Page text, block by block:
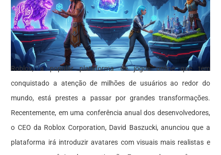
Roblox, a popular plataforma de jogos online que tem
conquistado a atenção de milhões de usuários ao redor do
mundo, está prestes a passar por grandes transformações.
Recentemente, em uma conferência anual dos desenvolvedores,
o CEO da Roblox Corporation, David Baszucki, anunciou que a
plataforma irá introduzir avatares com visuais mais realistas e